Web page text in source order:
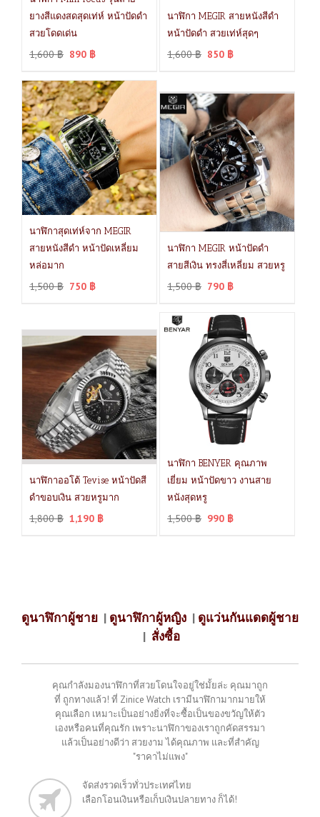
ยางสีแดงสดสุดเท่ห์ หน้าปัดดำ
สวยโดดเด่น
1,600฿ 890 ฿
นาฬิกา MEGIR สายหนังสีดำ
หน้าปัดดำ สวยเท่ห์สุดๆ
1,600฿ 850 ฿
นาฬิกาสุดเท่ห์จาก MEGIR
สายหนังสีดำ หน้าปัดเหลี่ยม
หล่อมาก
1,500฿ 750 ฿
นาฬิกา MEGIR หน้าปัดดำ
สายสีเงิน ทรงสี่เหลี่ยม สวยหรู
1,500฿ 790 ฿
นาฬิกาออโต้ Tevise หน้าปัดสี
ดำขอบเงิน สวยหรูมาก
1,800฿ 1,190 ฿
นาฬิกา BENYER คุณภาพ
เยี่ยม หน้าปัดขาว งานสาย
หนังสุดหรู
1,500฿ 990 ฿
ดูนาฬิกาผู้ชาย | ดูนาฬิกาผู้หญิง | ดูแว่นกันแดดผู้ชาย
| สั่งซื้อ
คุณกำลังมองนาฬิกาที่สวยโดนใจอยู่ใช่มั้ยล่ะ คุณมาถูก
ที่ ถูกทางแล้ว! ที่ Zinice Watch เรามีนาฬิกามากมายให้
คุณเลือก เหมาะเป็นอย่างยิ่งที่จะซื้อเป็นของขวัญให้ตัว
เองหรือคนที่คุณรัก เพราะนาฬิกาของเราถูกคัดสรรมา
แล้วเป็นอย่างดีว่า สวยงาม ได้คุณภาพ และที่สำคัญ
"ราคาไม่แพง"
จัดส่งรวดเร็วทั่วประเทศไทย
เลือกโอนเงินหรือเก็บเงินปลายทาง ก็ได้!